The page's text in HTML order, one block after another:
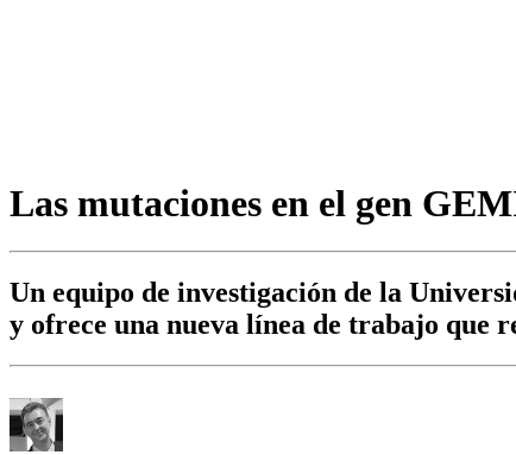
Las mutaciones en el gen
Un equipo de investigación de la
y ofrece una nueva línea de trabajo que